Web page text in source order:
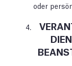
oder